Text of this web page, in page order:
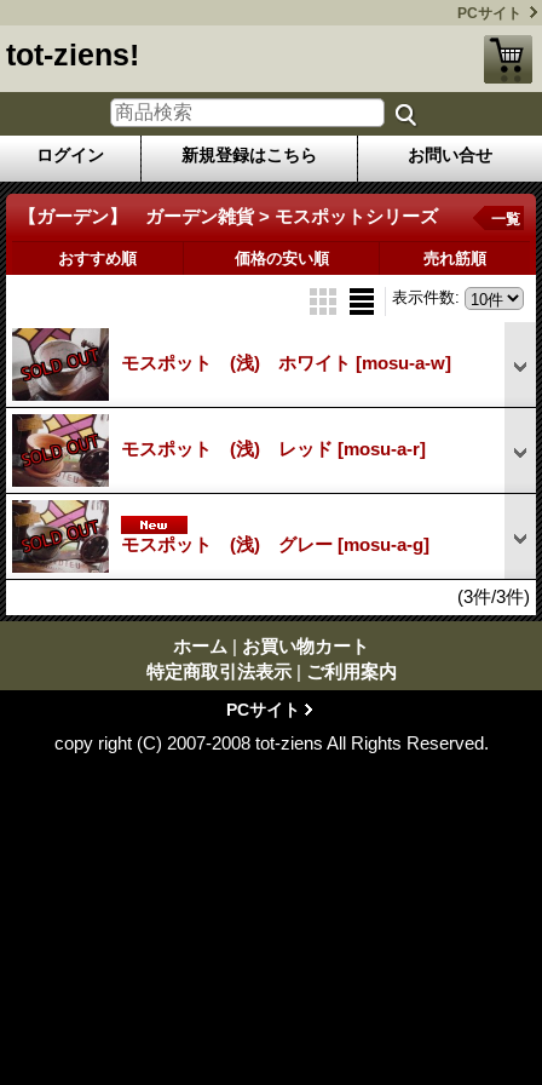
PCサイト
tot-ziens!
ログイン 新規登録はこちら お問い合せ
【ガーデン】 ガーデン雑貨 > モスポットシリーズ 一覧
おすすめ順 価格の安い順 売れ筋順
表示件数:
モスポット (浅) ホワイト [mosu-a-w]
モスポット (浅) レッド [mosu-a-r]
モスポット (浅) グレー [mosu-a-g]
(3件/3件)
ホーム | お買い物カート
特定商取引法表示 | ご利用案内
PCサイト
copy right (C) 2007-2008 tot-ziens All Rights Reserved.